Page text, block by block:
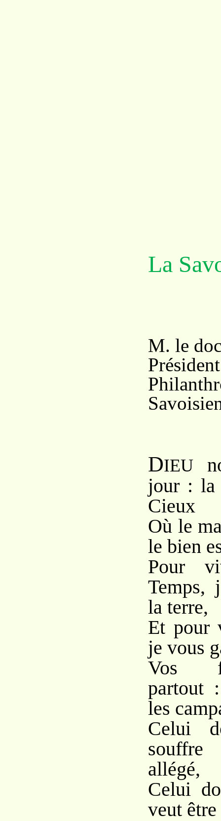
La
M. le
DIEU
jour : la
Cieux
Où le
le bien
Pour
Temps,
la terre,
Et pour
je vous
Vos
partout
les
Celui
allégé,
Celui
veut